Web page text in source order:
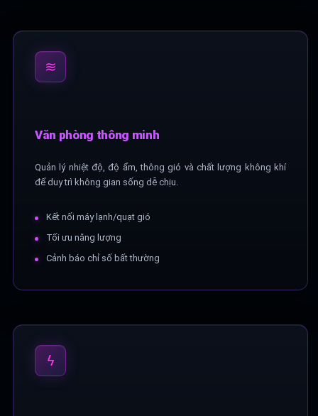
≋
Văn phòng thông minh
Quản lý nhiệt độ, độ ẩm, thông gió và chất lượng không khí
để duy trì không gian sống dễ chịu.
Kết nối máy lạnh/quạt gió
Tối ưu năng lượng
Cảnh báo chỉ số bất thường
ϟ